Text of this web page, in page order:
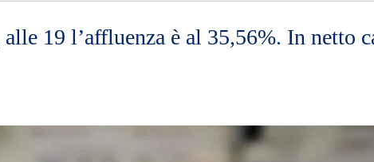
19 l’affluenza è al 35,56%. In netto